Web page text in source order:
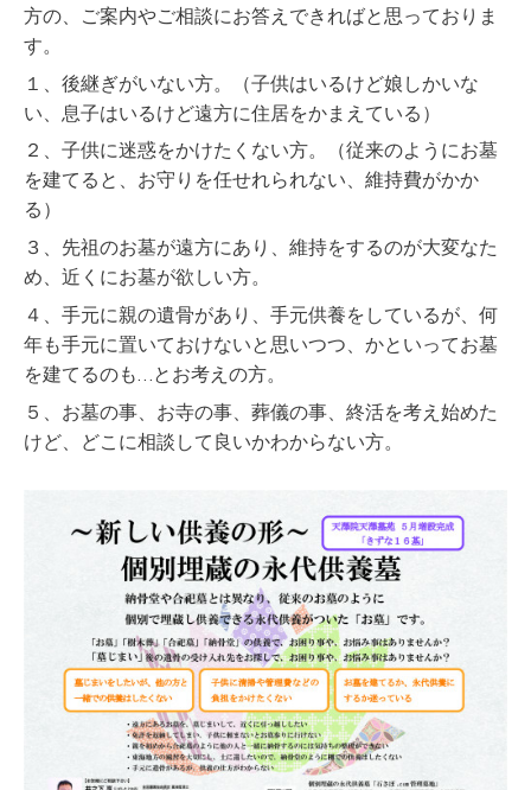
方の、ご案内やご相談にお答えできればと思っておりま
す。
１、後継ぎがいない方。（子供はいるけど娘しかいな
い、息子はいるけど遠方に住居をかまえている）
２、子供に迷惑をかけたくない方。（従来のようにお墓
を建てると、お守りを任せれられない、維持費がかか
る）
３、先祖のお墓が遠方にあり、維持をするのが大変なた
め、近くにお墓が欲しい方。
４、手元に親の遺骨があり、手元供養をしているが、何
年も手元に置いておけないと思いつつ、かといってお墓
を建てるのも…とお考えの方。
５、お墓の事、お寺の事、葬儀の事、終活を考え始めた
けど、どこに相談して良いかわからない方。